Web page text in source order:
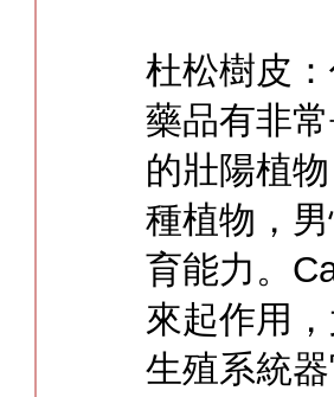
杜松樹皮
藥品有非
的壯陽植
種植物，
育能力。
來起作用
生殖系統